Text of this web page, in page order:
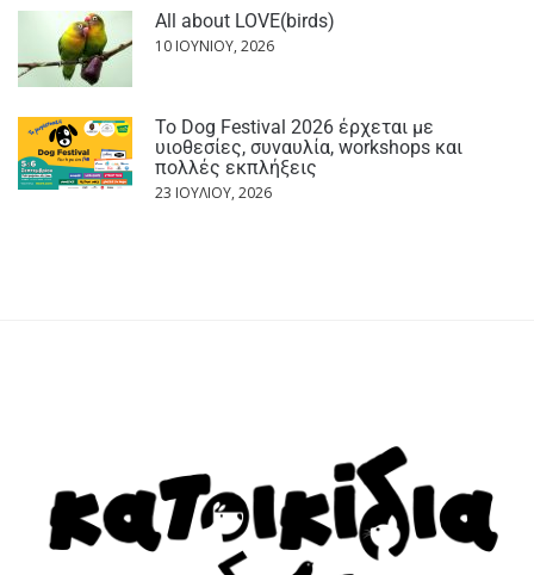
All about LOVE(birds)
10 ΙΟΥΝΊΟΥ, 2026
Το Dog Festival 2026 έρχεται με
υιοθεσίες, συναυλία, workshops και
πολλές εκπλήξεις
23 ΙΟΥΛΊΟΥ, 2026